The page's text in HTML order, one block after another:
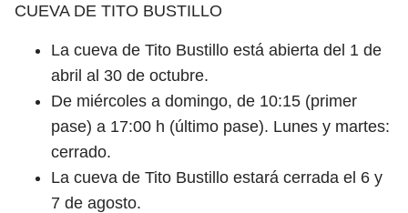
CUEVA DE TITO BUSTILLO
La cueva de Tito Bustillo está abierta del 1 de
abril al 30 de octubre.
De miércoles a domingo, de 10:15 (primer
pase) a 17:00 h (último pase). Lunes y martes:
cerrado.
La cueva de Tito Bustillo estará cerrada el 6 y
7 de agosto.